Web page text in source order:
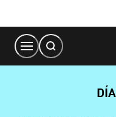
Content